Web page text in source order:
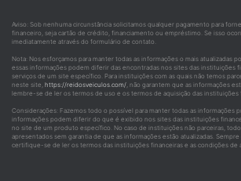
Aviso: Sob nenhuma circunstância solicitamos qualquer pagamento para
financeiro, seja cartão de crédito, financiamento ou empréstimo. Se isso
imediatamente através do formulário de contato.
Nota: Nos esforçamos para manter todas as informações o mais atualizadas
essas informações podem diferir das encontradas nos sites das instituições
serviços de um site específico. Para instituições com as quais não temos
neste site, https://reidosveiculos.com/, não garantem que as informações
lembre-se de ler os termos de uso e os termos de aquisição das instituições
Considerações: Fazemos todo o possível para manter todas as informações
informações podem diferir do que é exibido nos sites das instituições
no site de um produto específico. No caso de instituições não parceiras,
apresentados sem garantia de que as informações estão atualizadas.
certifique-se de ler os termos das instituições financeiras e as condições de